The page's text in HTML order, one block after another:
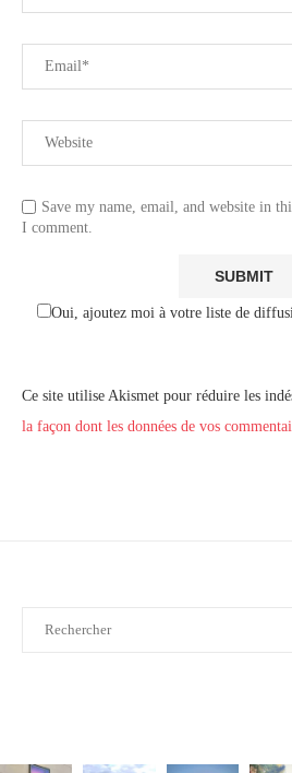
Save my name, email, and website in
I comment.
Oui, ajoutez moi à votre liste de
Ce site utilise Akismet pour réduire les
la façon dont les données de vos